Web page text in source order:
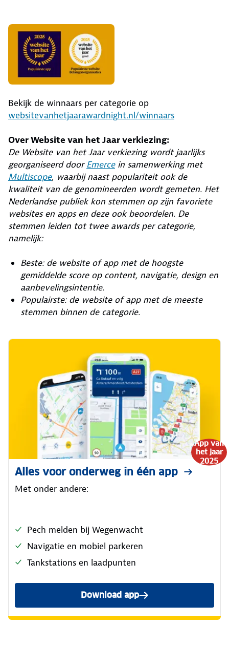
Bekijk de winnaars per categorie op
websitevanhetjaarawardnight.nl/winnaars
Over Website van het Jaar verkiezing:
De Website van het Jaar verkiezing wordt jaarlijks
georganiseerd doorEmercein samenwerking met
Multiscope, waarbij naast populariteit ook de
kwaliteit van de genomineerden wordt gemeten. Het
Nederlandse publiek kon stemmen op zijn favoriete
websites en apps en deze ook beoordelen. De
stemmen leiden tot twee awards per categorie,
namelijk:
Beste: de website of app met de hoogste
gemiddelde score op content, navigatie, design en
aanbevelingsintentie.
Populairste: de website of app met de meeste
stemmen binnen de categorie.
App van
het jaar
2025
Alles voor onderweg in één app
Met onder andere:
Pech melden bij Wegenwacht
Navigatie en mobiel parkeren
Tankstations en laadpunten
Download app